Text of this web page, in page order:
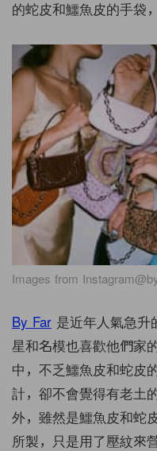
的蛇皮和鱷魚皮的手袋
Images from
By Far 是近年人氣急升
星和名模也喜歡他們家
中，不乏鱷魚皮和蛇皮
計，卻不會覺得有老土
外，雖然是鱷魚皮和蛇
所製，只是用了壓紋來